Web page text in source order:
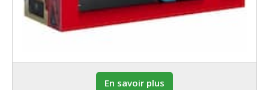
En savoir plus